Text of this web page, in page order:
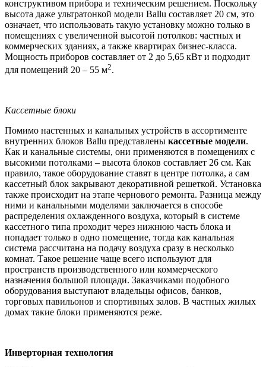
конструктивом прибора и техническим решением. Поскольку
высота даже ультратонкой модели Ballu составляет 20 см, это
означает, что использовать такую установку можно только в
помещениях с увеличенной высотой потолков: частных и
коммерческих зданиях, а также квартирах бизнес-класса.
Мощность приборов составляет от 2 до 5,65 кВт и подходит
для помещений 20 – 55 м2.
Кассетные блоки
Помимо настенных и канальных устройств в ассортименте
внутренних блоков Вallu представлены кассетные модели.
Как и канальные системы, они применяются в помещениях с
высокими потолками – высота блоков составляет 26 см. Как
правило, такое оборудование ставят в центре потолка, а сам
кассетный блок закрывают декоративной решеткой. Установка
также происходит на этапе чернового ремонта. Разница между
ними и канальными моделями заключается в способе
распределения охлажденного воздуха, который в системе
кассетного типа проходит через нижнюю часть блока и
попадает только в одно помещение, тогда как канальная
система рассчитана на подачу воздуха сразу в несколько
комнат. Такое решение чаще всего используют для
пространств производственного или коммерческого
назначения большой площади. Заказчиками подобного
оборудования выступают владельцы офисов, банков,
торговых павильонов и спортивных залов. В частных жилых
домах такие блоки применяются реже.
Инверторная технология